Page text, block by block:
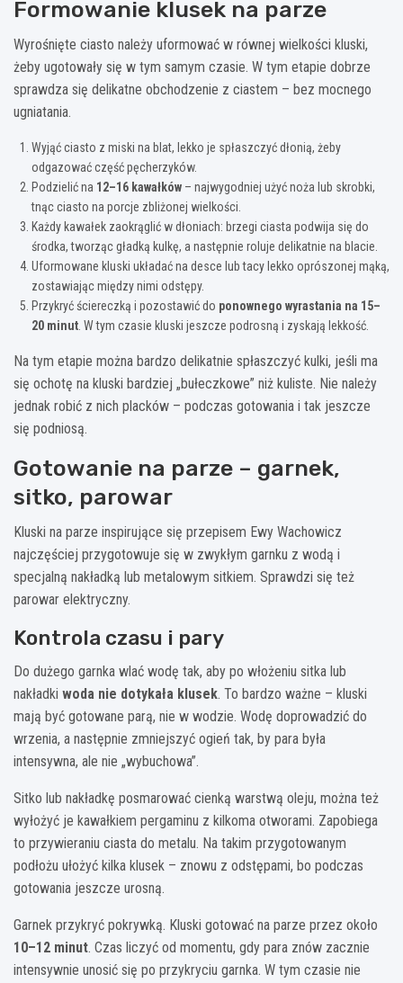
Formowanie klusek na parze
Wyrośnięte ciasto należy uformować w równej wielkości kluski,
żeby ugotowały się w tym samym czasie. W tym etapie dobrze
sprawdza się delikatne obchodzenie z ciastem – bez mocnego
ugniatania.
Wyjąć ciasto z miski na blat, lekko je spłaszczyć dłonią, żeby
odgazować część pęcherzyków.
Podzielić na 12–16 kawałków – najwygodniej użyć noża lub skrobki,
tnąc ciasto na porcje zbliżonej wielkości.
Każdy kawałek zaokrąglić w dłoniach: brzegi ciasta podwija się do
środka, tworząc gładką kulkę, a następnie roluje delikatnie na blacie.
Uformowane kluski układać na desce lub tacy lekko oprószonej mąką,
zostawiając między nimi odstępy.
Przykryć ściereczką i pozostawić do ponownego wyrastania na 15–
20 minut. W tym czasie kluski jeszcze podrosną i zyskają lekkość.
Na tym etapie można bardzo delikatnie spłaszczyć kulki, jeśli ma
się ochotę na kluski bardziej „bułeczkowe” niż kuliste. Nie należy
jednak robić z nich placków – podczas gotowania i tak jeszcze
się podniosą.
Gotowanie na parze – garnek,
sitko, parowar
Kluski na parze inspirujące się przepisem Ewy Wachowicz
najczęściej przygotowuje się w zwykłym garnku z wodą i
specjalną nakładką lub metalowym sitkiem. Sprawdzi się też
parowar elektryczny.
Kontrola czasu i pary
Do dużego garnka wlać wodę tak, aby po włożeniu sitka lub
nakładki woda nie dotykała klusek. To bardzo ważne – kluski
mają być gotowane parą, nie w wodzie. Wodę doprowadzić do
wrzenia, a następnie zmniejszyć ogień tak, by para była
intensywna, ale nie „wybuchowa”.
Sitko lub nakładkę posmarować cienką warstwą oleju, można też
wyłożyć je kawałkiem pergaminu z kilkoma otworami. Zapobiega
to przywieraniu ciasta do metalu. Na takim przygotowanym
podłożu ułożyć kilka klusek – znowu z odstępami, bo podczas
gotowania jeszcze urosną.
Garnek przykryć pokrywką. Kluski gotować na parze przez około
10–12 minut. Czas liczyć od momentu, gdy para znów zacznie
intensywnie unosić się po przykryciu garnka. W tym czasie nie